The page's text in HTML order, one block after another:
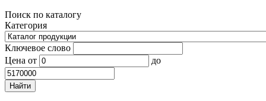
Поиск по каталогу
Категория
Ключевое слово
Цена от до